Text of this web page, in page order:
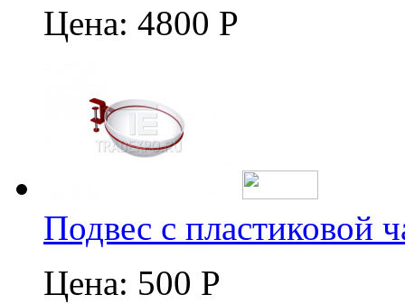
Цена: 4800 Р
Подвес с пластиковой
Цена: 500 Р